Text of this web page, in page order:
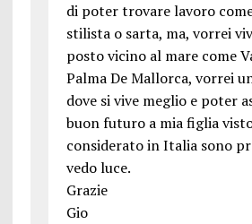
di poter trovare lavoro
stilista o sarta, ma, vorrei
posto vicino al mare come
Palma De Mallorca, vorrei
dove si vive meglio e poter
buon futuro a mia figlia
considerato in Italia sono
vedo luce.
Grazie
Gio